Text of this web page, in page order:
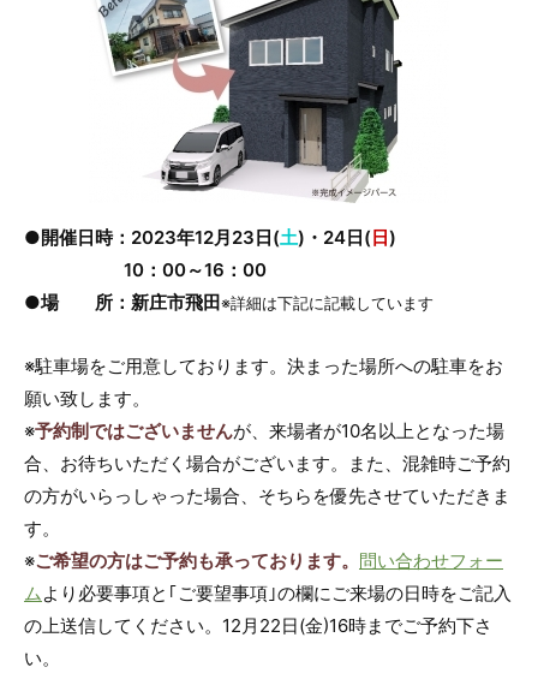
●開催日時：2023年12月23日(土)・24日(日)
10：00～16：00
●場 所：新庄市飛田※詳細は下記に記載しています
※駐車場をご用意しております。決まった場所への駐車をお
願い致します。
※予約制ではございませんが、来場者が10名以上となった場
合、お待ちいただく場合がございます。また、混雑時ご予約
の方がいらっしゃった場合、そちらを優先させていただきま
す。
※ご希望の方はご予約も承っております。 問い合わせフォー
ムより必要事項と｢ご要望事項｣の欄にご来場の日時をご記入
の上送信してください。12月22日(金)16時までご予約下さ
い。